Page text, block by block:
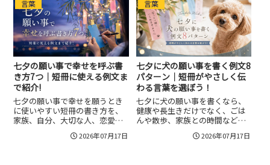
選び方、重くなりすぎない注意
点までやさしく整理します。
ら、まずは目的に合う雰囲気を
決めてから絵文字を選ぶと失敗...
言葉
七夕の願い事で幸せを呼ぶ書
き方7つ｜短冊に使える例文ま
で紹介!
七夕の願い事で幸せを願うとき
に使いやすい短冊の書き方を、
家族、自分、大切な人、恋愛、
健康、金運、子ども向けの例文
とあわせて紹介します。抽象的
2026年07月17日
言葉
七夕に犬の願い事を書く例文8
パターン｜短冊がやさしく伝
わる言葉を選ぼう！
七夕に犬の願い事を書くなら、
健康や長生きだけでなく、ごは
んや散歩、家族との時間など愛
犬らしさが伝わる言葉を選ぶの
がおすすめです。犬目線のかわ
2026年07月17日